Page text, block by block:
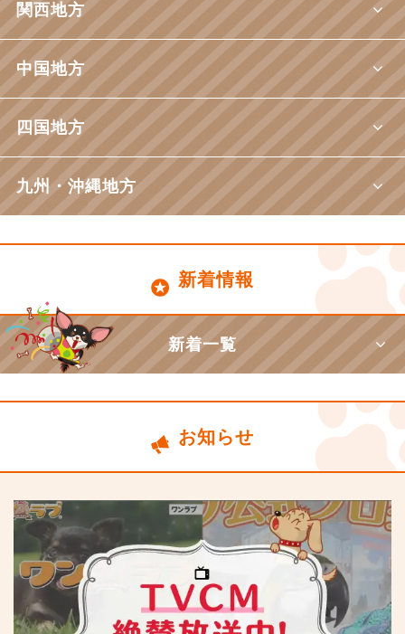
関西地方
中国地方
四国地方
九州・沖縄地方
新着情報
新着一覧
お知らせ